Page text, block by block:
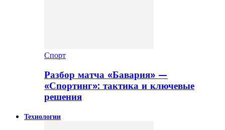
Спорт
Разбор матча «Бавария» —
«Спортинг»: тактика и ключевые
решения
Технологии